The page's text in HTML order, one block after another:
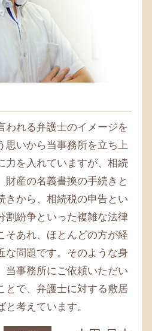
われる弁護士のイメージを
思いから当事務所を立ち上
力を入れていますが、相続
財産の名義書換の手続きと
きから、相続税の申告とい
割紛争といった複雑な法律
そあれ、ほとんどの方が経
な問題です。そのような身
当事務所にご依頼いただい
とで、弁護士に対する敷居
考えています。